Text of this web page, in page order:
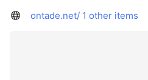
ontade.net/ 1 other items